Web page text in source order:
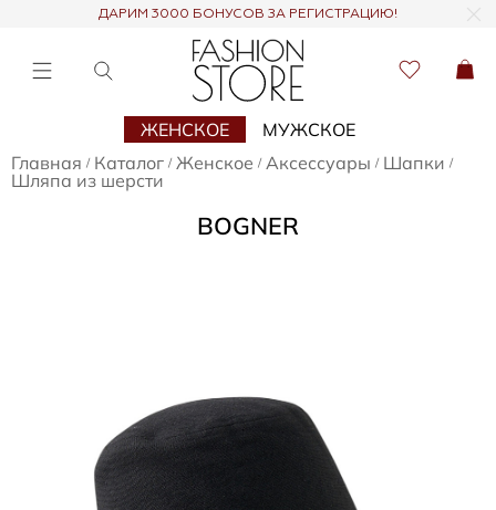
ДАРИМ 3000 БОНУСОВ ЗА РЕГИСТРАЦИЮ!
ЖЕНСКОЕ
МУЖСКОЕ
Главная / Каталог / Женское / Аксессуары / Шапки /
Шляпа из шерсти
BOGNER